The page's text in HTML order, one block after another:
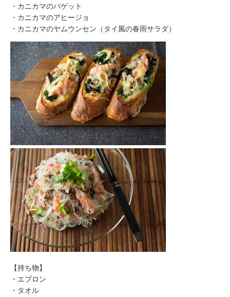
・カニカマのバゲット
・カニカマのアヒージョ
・カニカマのヤムウンセン（タイ風の春雨サラダ）
【持ち物】
・エプロン
・タオル
会
員
録
済
み
の
方
取
材
の
ご
依
頼・
お
問
い
合
わ
せ
デ
ィ